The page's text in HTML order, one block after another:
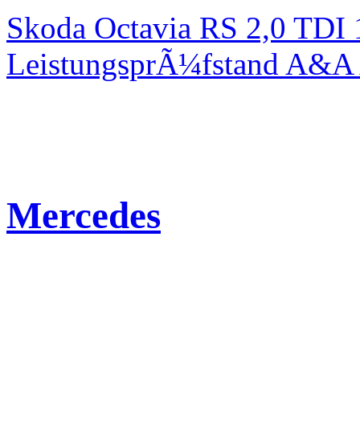
Skoda Octavia RS 2,0
LeistungsprÃ¼fstand
Mercedes